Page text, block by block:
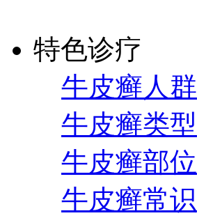
特色诊疗
牛皮癣人群
牛皮癣类型
牛皮癣部位
牛皮癣常识